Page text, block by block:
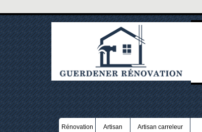
Rénovation
Artisan
Artisan carreleur